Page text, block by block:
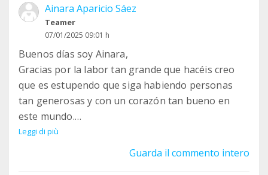
Ainara Aparicio Sáez
Teamer
07/01/2025 09:01 h
Buenos días soy Ainara,
Gracias por la labor tan grande que hacéis creo
que es estupendo que siga habiendo personas
tan generosas y con un corazón tan bueno en
este mundo.
Agradecer tu mensaje Laura y decirte que ya
tienes una colaboradora mas.
Leggi di più
Guarda il commento intero